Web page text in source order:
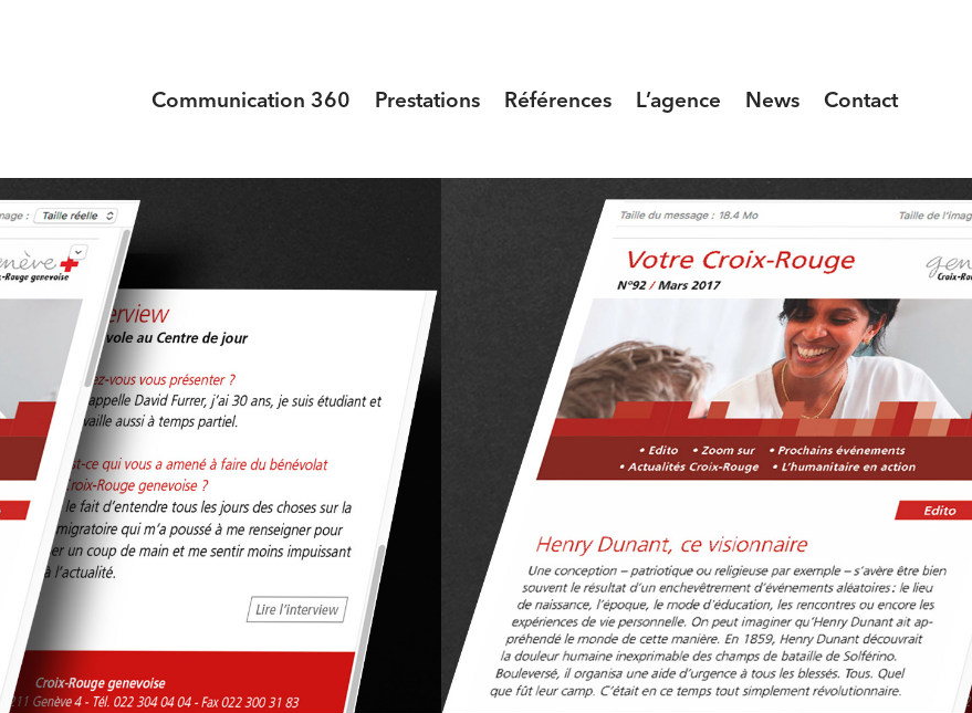
Communication 360 Prestations Références L’agence News Contact